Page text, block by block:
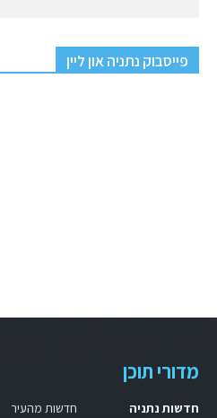
פייסבוק נתניה און ליין
מדורי תוכן
חדשות נתניה
חדשות מהעיר